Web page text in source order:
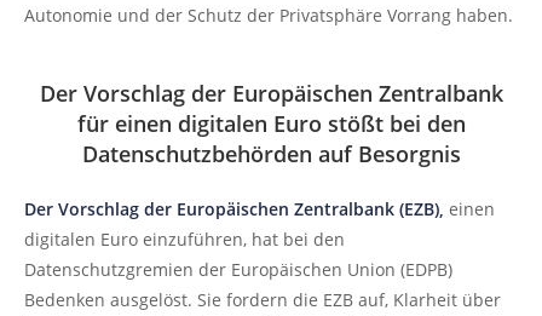
Autonomie und der Schutz der Privatsphäre Vorrang haben.
Der Vorschlag der Europäischen Zentralbank
für einen digitalen Euro stößt bei den
Datenschutzbehörden auf Besorgnis
Der Vorschlag der Europäischen Zentralbank (EZB), einen
digitalen Euro einzuführen, hat bei den
Datenschutzgremien der Europäischen Union (EDPB)
Bedenken ausgelöst. Sie fordern die EZB auf, Klarheit über